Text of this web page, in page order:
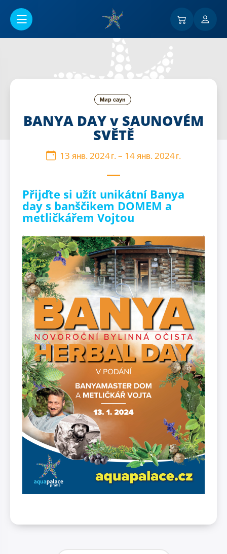
Мир саун
BANYA DAY v SAUNOVÉM
SVĚTĚ
13 янв. 2024 г.– 14 янв. 2024 г.
Přijďte si užít unikátní Banya
day s banščikem DOMEM a
metličkářem Vojtou